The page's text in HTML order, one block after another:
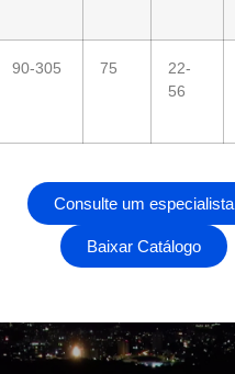
90-305 75
22-
56
Consulte um especialista
Baixar Catálogo